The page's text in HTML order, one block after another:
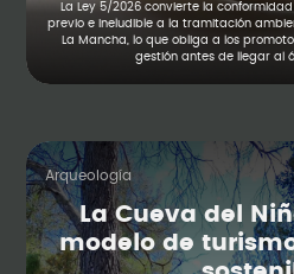
La Ley 5/2026 convierte la
previo e ineludible a la tramitación
La Mancha, lo que obliga a los
gestión antes de llegar al
Arqueología
La Cueva del
modelo de